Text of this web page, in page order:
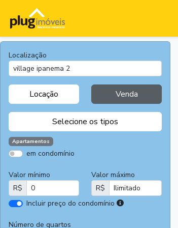
Localização
Locação Venda
Selecione os tipos
Casas
Casas
Comerciais
Salas
Chácaras e
Apartamentos
em condomínio
Valor mínimo
R$
Valor máximo
R$
Incluir preço do condomínio
I
Número de quartos